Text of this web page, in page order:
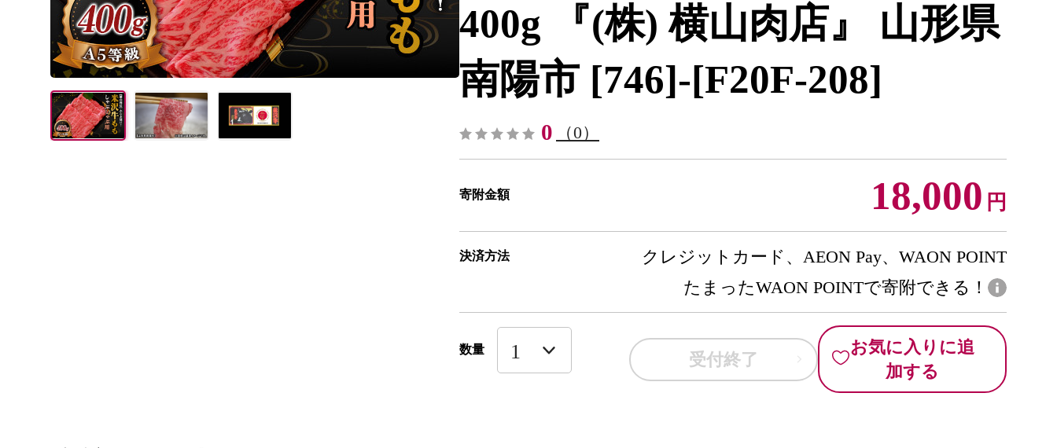
400g 『(株) 横山肉店』 山形県
南陽市 [746]-[F20F-208]
0 （0）
寄附金額 18,000 円
決済方法
クレジットカード、AEON Pay、WAON POINT
たまったWAON POINTで寄附できる！
数量 受付終了
お気に入りに追
加する